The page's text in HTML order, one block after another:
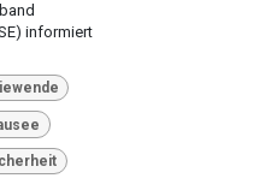
informiert